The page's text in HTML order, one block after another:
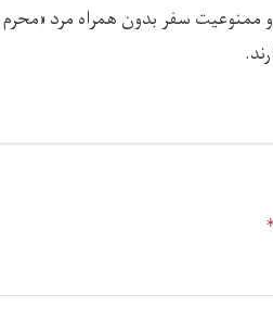
سفر بدون همراه مرد «محرم